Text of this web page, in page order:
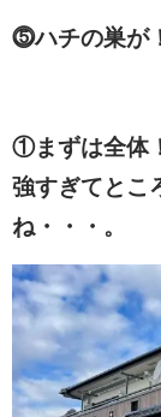
⓹ハチの巣が
①まずは全体
強すぎてとこ
ね・・・。